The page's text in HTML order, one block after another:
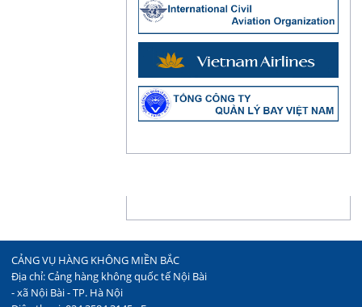
CẢNG VỤ HÀNG KHÔNG MIỀN BẮC
Địa chỉ: Cảng hàng không quốc tế Nội Bài
- xã Nội Bài - TP. Hà Nội